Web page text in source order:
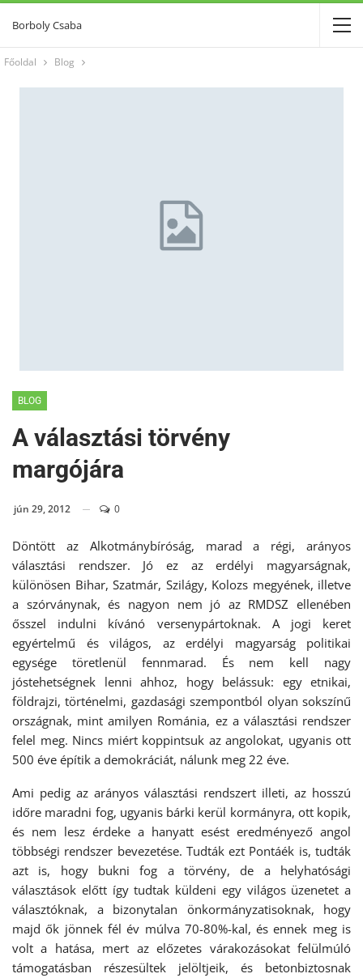
Borboly Csaba
Főoldal Blog
BLOG
A választási törvény
margójára
jún 29, 2012 0
Döntött az Alkotmánybíróság, marad a régi, arányos
választási rendszer. Jó ez az erdélyi magyarságnak,
különösen Bihar, Szatmár, Szilágy, Kolozs megyének, illetve
a szórványnak, és nagyon nem jó az RMDSZ ellenében
ősszel indulni kívánó versenypártoknak. A jogi keret
egyértelmű és világos, az erdélyi magyarság politikai
egysége töretlenül fennmarad. És nem kell nagy
jóstehetségnek lenni ahhoz, hogy belássuk: egy etnikai,
földrajzi, történelmi, gazdasági szempontból olyan sokszínű
országnak, mint amilyen Románia, ez a választási rendszer
felel meg. Nincs miért koppintsuk az angolokat, ugyanis ott
500 éve építik a demokráciát, nálunk meg 22 éve.
Ami pedig az arányos választási rendszert illeti, az hosszú
időre maradni fog, ugyanis bárki kerül kormányra, ott kopik,
és nem lesz érdeke a hanyatt esést eredményező angol
többségi rendszer bevezetése. Tudták ezt Pontáék is, tudták
azt is, hogy bukni fog a törvény, de a helyhatósági
választások előtt így tudtak küldeni egy világos üzenetet a
választóknak, a bizonytalan önkormányzatisoknak, hogy
majd ők jönnek fél év múlva 70-80%-kal, és ennek meg is
volt a hatása, mert az előzetes várakozásokat felülmúló
támogatásban részesültek jelöltjeik, és betonbiztosnak